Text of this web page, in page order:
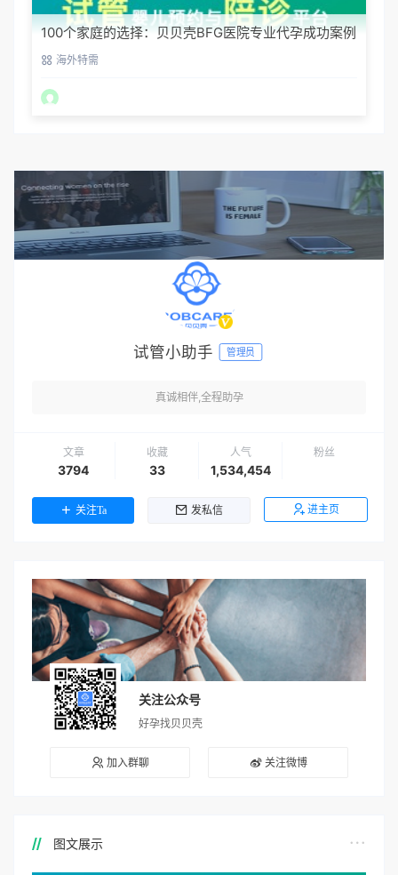
100个家庭的选择：贝贝壳BFG医院专业代孕成功案例
分享海外特需
试管小助手 管理员
真诚相伴,全程助孕
文章
3794
收藏
33
人气
1,534,454
粉丝
关注Ta 发私信 进主页
关注公众号
好孕找贝贝壳
加入群聊 关注微博
图文展示